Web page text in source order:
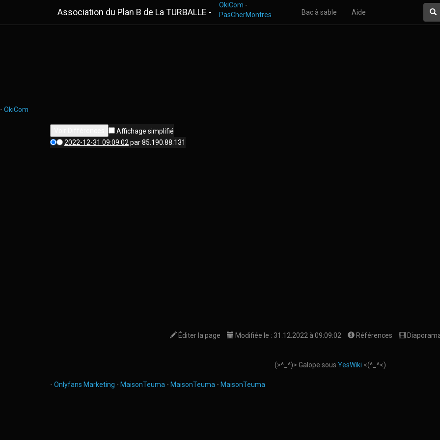
Association du Plan B de La TURBALLE -
OkiCom -
PasCherMontres
Bac à sable Aide
- OkiCom
Affichage simplifié
2022-12-31 09:09:02 par 85.190.88.131
Éditer la page Modifiée le : 31.12.2022 à 09:09:02 Références
(>^_^)> Galope sous YesWiki <(^_^<)
- Onlyfans Marketing - MaisonTeuma - MaisonTeuma - MaisonTeuma